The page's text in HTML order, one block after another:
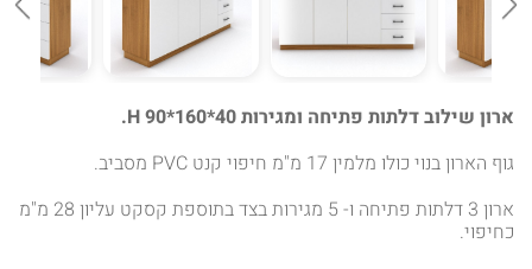
ארון שילוב דלתות פתיחה ומגירות 40*160*90 H.
גוף הארון בנוי כולו מלמין 17 מ"מ חיפוי קנט PVC מסביב.
ארון 3 דלתות פתיחה ו- 5 מגירות בצד בתוספת קסקט עליון 28 מ"מ
כחיפוי.